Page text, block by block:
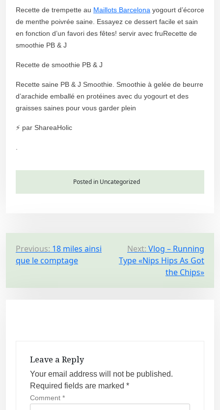
Recette de trempette au Maillots Barcelona yogourt d’écorce
de menthe poivrée saine. Essayez ce dessert facile et sain
en fonction d’un favori des fêtes! servir avec fruRecette de
smoothie PB & J
Recette de smoothie PB & J
Recette saine PB & J Smoothie. Smoothie à gelée de beurre
d’arachide emballé en protéines avec du yogourt et des
graisses saines pour vous garder plein
⚡ par ShareaHolic
Posted in Uncategorized
P
o
t
Previous: 18 miles ainsi
que le comptage
Next: Vlog – Running
Type «Nips Hips As Got
the Chips»
Leave a Reply
Your email address will not be published.
Required fields are marked *
Comment *